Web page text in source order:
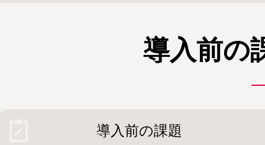
導入前の
導入前の課題